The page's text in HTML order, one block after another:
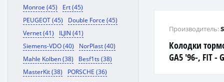
Monroe (45)
Ert (45)
PEUGEOT (45)
Double Force (45)
Vernet (41)
ILJIN (41)
Siemens-VDO (40)
NorPlast (40)
Mahle Kolben (38)
Besf1ts (38)
MasterKit (38)
PORSCHE (36)
Колодки
GA5 '96-, FIT -
Производитель: